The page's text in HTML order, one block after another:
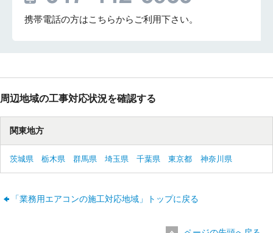
携帯電話の方はこちらからご利用下さい。
周辺地域の工事対応状況を確認する
関東地方
茨城県 栃木県 群馬県 埼玉県 千葉県 東京都 神奈川県
「業務用エアコンの施工対応地域」トップに戻る